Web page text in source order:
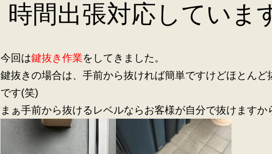
時間出張対応していま
今回は鍵抜き作業をしてきました。
鍵抜きの場合は、手前から抜ければ簡単ですけどほとんど
です(笑)
まぁ手前から抜けるレベルならお客様が自分で抜けますか